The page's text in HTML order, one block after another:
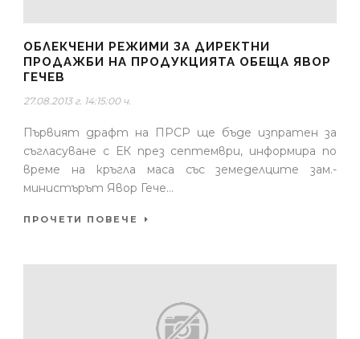
ОБЛЕКЧЕНИ РЕЖИМИ ЗА ДИРЕКТНИ
ПРОДАЖБИ НА ПРОДУКЦИЯТА ОБЕЩА ЯВОР
ГЕЧЕВ
27.08.2013 г. 14:15:00 ч.
Първият драфт на ПРСР ще бъде изпратен за
съгласуване с ЕК през септември, информира по
време на кръгла маса със земеделците зам.-
министърът Явор Гече...
ПРОЧЕТИ ПОВЕЧЕ